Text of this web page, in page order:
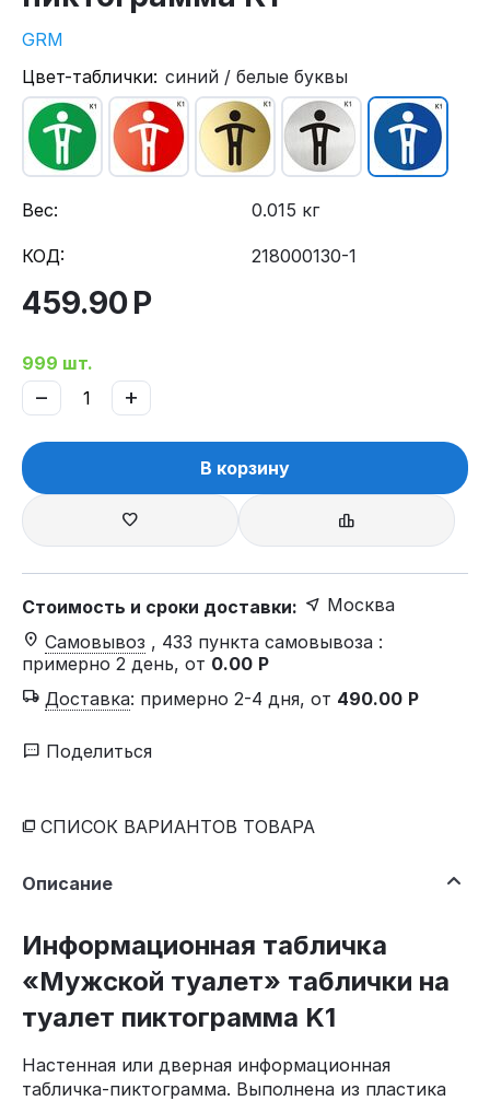
GRM
Цвет-таблички: синий / белые буквы
Вес: 0.015 кг
КОД: 218000130-1
459.90Р
999 шт.
+
−
В корзину
Стоимость и сроки доставки:
Москва
Самовывоз , 433 пункта самовывоза :
примерно 2 день, от 0.00 Р
Доставка: примерно 2-4 дня, от 490.00 Р
Поделиться
СПИСОК ВАРИАНТОВ ТОВАРА
Описание
Информационная табличка
«Мужской туалет» таблички на
туалет пиктограмма K1
Настенная или дверная информационная
табличка-пиктограмма. Выполнена из пластика